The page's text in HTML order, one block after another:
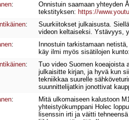
:
Onnistuin saamaan yhteyden
tekstityksen: https://
:
Suurkiitokset julkaisusta.
videon keltaiseksi. Ystävyys,
:
Innostuin tarkistamaan
käy ilmi myös sisätilojen kunto:
:
Tuo video Suomen koeajoista
julkaisitte kirjan, ja hyvä kun
tekniikkaa suurelle
suunnittelijatkin jonottivat
:
Mitä ulkomaiseen kalustoon
yhteistyökumppani Holec
lisenssin irti ja väitti